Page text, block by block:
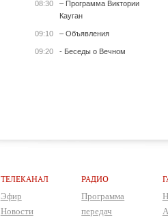
08:30
– Программа Виктории
Кауган
09:10 – Объявления
09:20 - Беседы о Вечном
ТЕЛЕКАНАЛ
Эфир
Новости
РАДИО
Программа
передач